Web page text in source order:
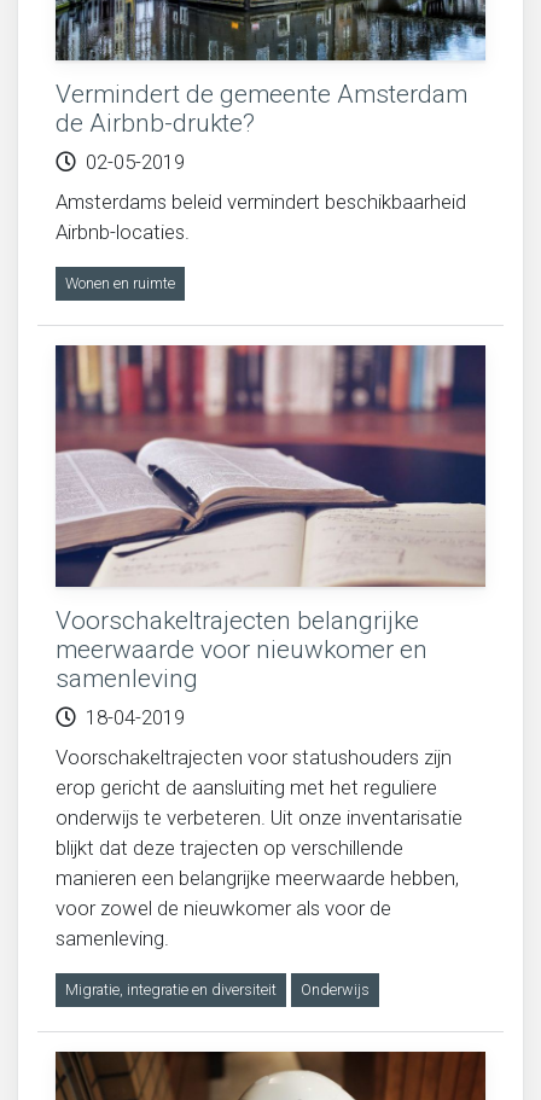
Vermindert de gemeente Amsterdam
de Airbnb-drukte?
02-05-2019
Amsterdams beleid vermindert beschikbaarheid
Airbnb-locaties.
Wonen en ruimte
Voorschakeltrajecten belangrijke
meerwaarde voor nieuwkomer en
samenleving
18-04-2019
Voorschakeltrajecten voor statushouders zijn
erop gericht de aansluiting met het reguliere
onderwijs te verbeteren. Uit onze inventarisatie
blijkt dat deze trajecten op verschillende
manieren een belangrijke meerwaarde hebben,
voor zowel de nieuwkomer als voor de
samenleving.
Migratie, integratie en diversiteit Onderwijs